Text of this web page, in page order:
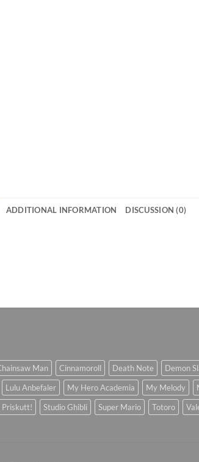
ADDITIONAL INFORMATION DISCUSSION (0)
Man Cinnamoroll Death Note Demon
Lulu Anbefaler My Hero Academia My Melody
Priskutt! Studio Ghibli Super Mario Totoro